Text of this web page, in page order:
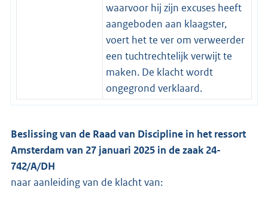
waarvoor hij zijn excuses heeft
aangeboden aan klaagster,
voert het te ver om verweerder
een tuchtrechtelijk verwijt te
maken. De klacht wordt
ongegrond verklaard.
Beslissing van de Raad van Discipline in het ressort
Amsterdam van 27 januari 2025 in de zaak 24-
742/A/DH
naar aanleiding van de klacht van: